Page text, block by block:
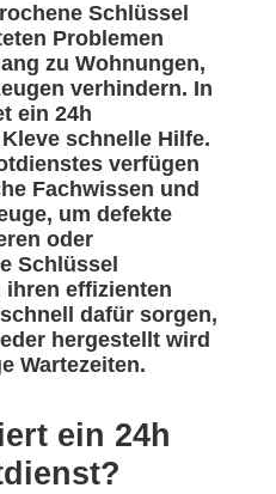
Schlüssel
Problemen
zu Wohnungen,
verhindern. In
ein 24h
schnelle Hilfe.
verfügen
Fachwissen und
um defekte
oder
Schlüssel
effizienten
dafür sorgen,
hergestellt wird
Wartezeiten.
ein 24h